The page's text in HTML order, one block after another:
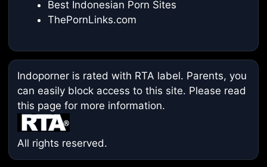
Best Indonesian Porn Sites
ThePornLinks.com
Indoporner is rated with RTA label. Parents, you
can easily block access to this site. Please read
this page for more information.
All rights reserved.